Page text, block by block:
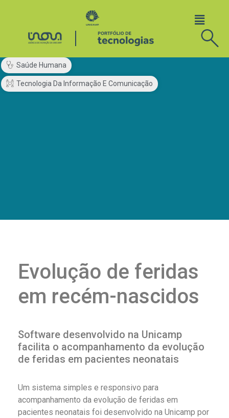
Saúde Humana
Tecnologia Da Informação E Comunicação
Evolução de feridas
em recém-nascidos
Software desenvolvido na Unicamp
facilita o acompanhamento da evolução
de feridas em pacientes neonatais
Um sistema simples e responsivo para
acompanhamento da evolução de feridas em
pacientes neonatais foi desenvolvido na Unicamp por